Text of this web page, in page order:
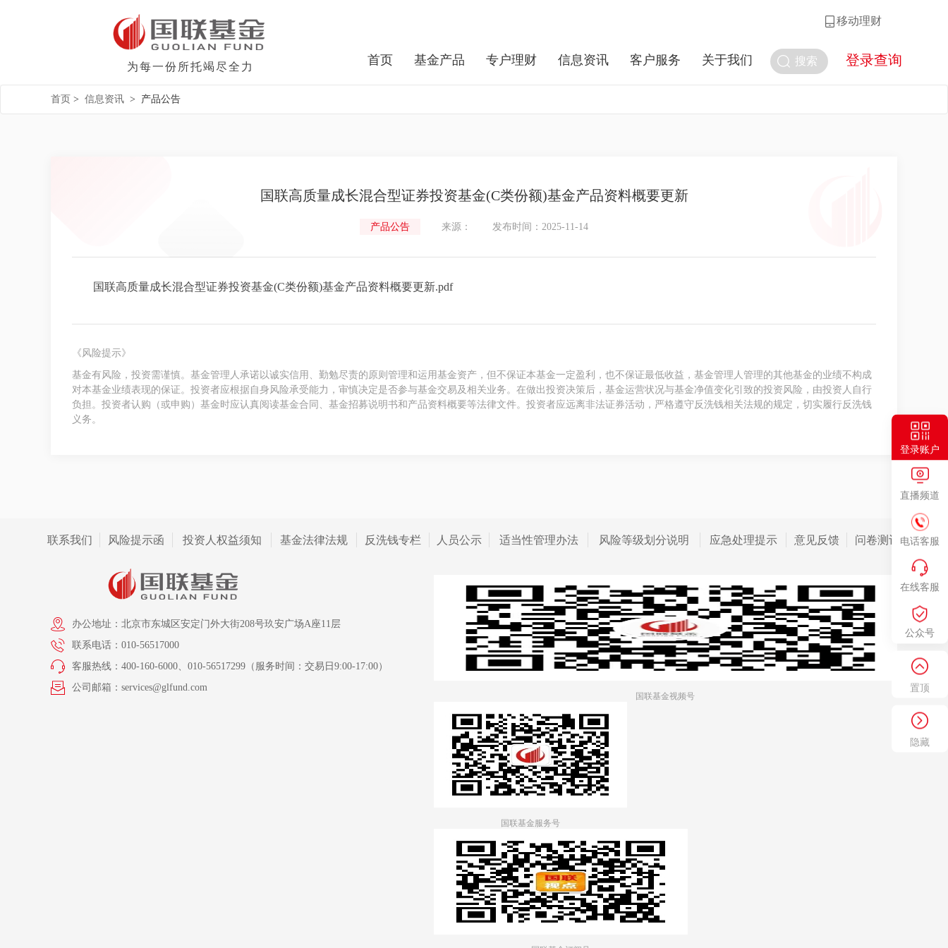
登录账户
直播频道
电话客服
在线客服
公众号
置顶
隐藏
移动理财
为每一份所托竭尽全力 搜索 登录查询
首页 基金产品 专户理财 信息资讯 客户服务 关于我们
首页 > 信息资讯 > 产品公告
国联高质量成长混合型证券投资基金(C类份额)基金产品资料概要更新
产品公告 来源： 发布时间：2025-11-14
国联高质量成长混合型证券投资基金(C类份额)基金产品资料概要更新.pdf
《风险提示》
基金有风险，投资需谨慎。基金管理人承诺以诚实信用、勤勉尽责的原则管理和运用基金资产，但不保证本基金一定盈利，也不保证最低收益，基金管理人管理的其他基金的业绩不构成
对本基金业绩表现的保证。投资者应根据自身风险承受能力，审慎决定是否参与基金交易及相关业务。在做出投资决策后，基金运营状况与基金净值变化引致的投资风险，由投资人自行
负担。投资者认购（或申购）基金时应认真阅读基金合同、基金招募说明书和产品资料概要等法律文件。投资者应远离非法证券活动，严格遵守反洗钱相关法规的规定，切实履行反洗钱
义务。
联系我们 风险提示函 投资人权益须知 基金法律法规 反洗钱专栏 人员公示 适当性管理办法 风险等级划分说明 应急处理提示 意见反馈 问卷测评
办公地址：北京市东城区安定门外大街208号玖安广场A座11层
联系电话：010-56517000
客服热线：400-160-6000、010-56517299（服务时间：交易日9:00-17:00）
公司邮箱：services@glfund.com
国联基金视频号
国联基金服务号